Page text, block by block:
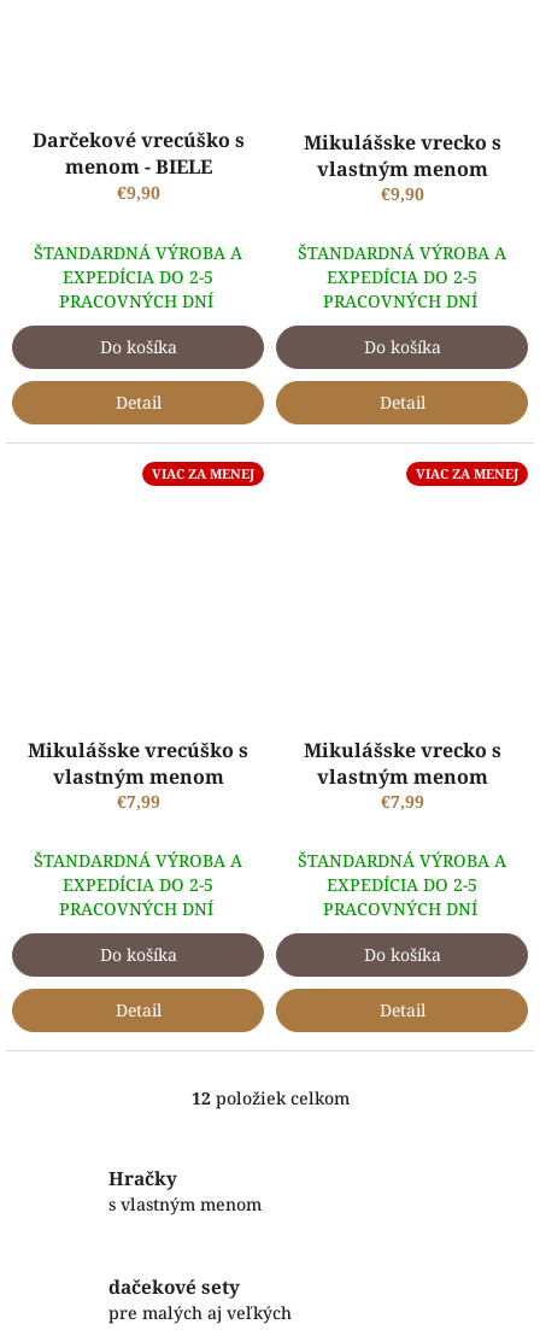
Darčekové vrecúško s
menom - BIELE
€9,90
ŠTANDARDNÁ VÝROBA A
EXPEDÍCIA DO 2-5
PRACOVNÝCH DNÍ
Do košíka
Detail
hodnotenie
produktu
hviezdičiek.
Mikulášske vrecko s
vlastným menom
€9,90
ŠTANDARDNÁ VÝROBA A
EXPEDÍCIA DO 2-5
PRACOVNÝCH DNÍ
Do košíka
Detail
VIAC ZA MENEJ
Mikulášske vrecúško s
vlastným menom
€7,99
ŠTANDARDNÁ VÝROBA A
EXPEDÍCIA DO 2-5
PRACOVNÝCH DNÍ
Do košíka
Detail
VIAC ZA MENEJ
Mikulášske vrecko s
vlastným menom
€7,99
ŠTANDARDNÁ VÝROBA A
EXPEDÍCIA DO 2-5
PRACOVNÝCH DNÍ
Do košíka
Detail
O
p
12položiek celkom
Hračky
s vlastným menom
dačekové sety
pre malých aj veľkých